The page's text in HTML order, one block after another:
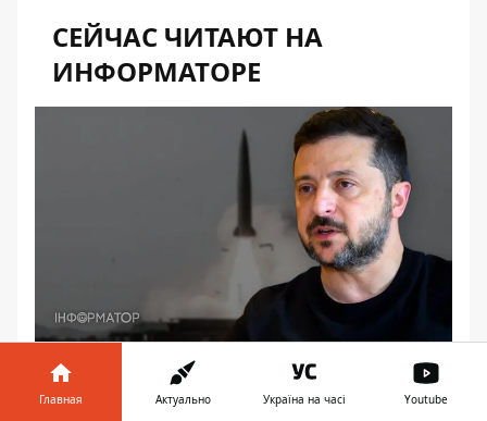
СЕЙЧАС ЧИТАЮТ НА
ИНФОРМАТОРЕ
22:31
РФ готовится принять новый
Главная Актуально Україна на часі Youtube